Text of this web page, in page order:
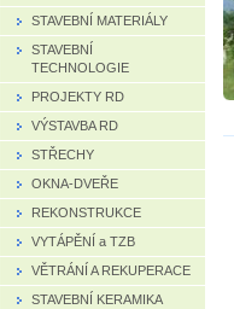
STAVEBNÍ MATERIÁLY
STAVEBNÍ
TECHNOLOGIE
PROJEKTY RD
VÝSTAVBA RD
STŘECHY
OKNA-DVEŘE
REKONSTRUKCE
VYTÁPĚNÍ a TZB
VĚTRÁNÍ A REKUPERACE
STAVEBNÍ KERAMIKA